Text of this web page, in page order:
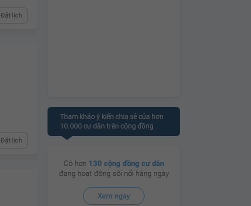
Đặt lịch
Đặt lịch
Tham khảo ý kiến chia sẻ của hơn
10.000 cư dân trên cộng đồng
Có hơn 130 cộng đồng cư dân
đang hoạt động sôi nổi hàng ngày
Xem ngay